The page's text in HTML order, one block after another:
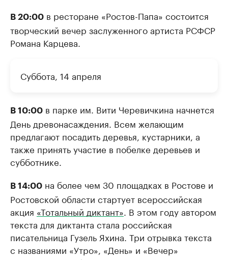
В 20:00 в ресторане «Ростов-Папа» состоится
творческий вечер заслуженного артиста РСФСР
Романа Карцева.
Суббота, 14 апреля
В 10:00 в парке им. Вити Черевичкина начнется
День древонасаждения. Всем желающим
предлагают посадить деревья, кустарники, а
также принять участие в побелке деревьев и
субботнике.
В 14:00 на более чем 30 площадках в Ростове и
Ростовской области стартует всероссийская
акция «Тотальный диктант». В этом году автором
текста для диктанта стала российская
писательница Гузель Яхина. Три отрывка текста
с названиями «Утро», «День» и «Вечер»